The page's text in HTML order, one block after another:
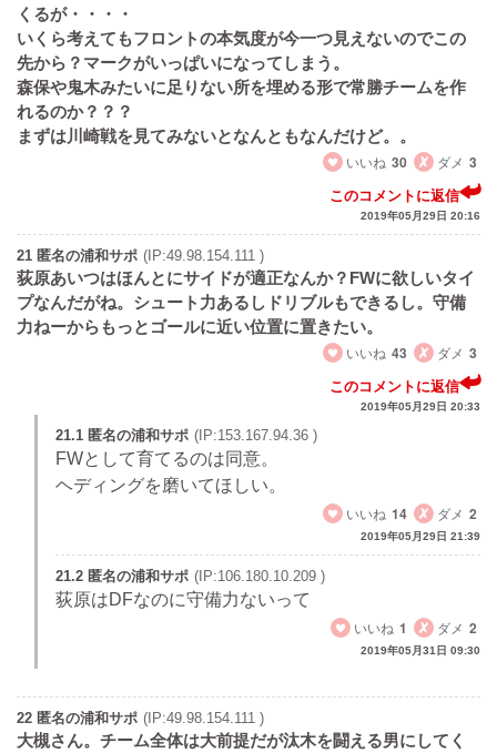
くるが・・・・
いくら考えてもフロントの本気度が今一つ見えないのでこの
先から？マークがいっぱいになってしまう。
森保や鬼木みたいに足りない所を埋める形で常勝チームを作
れるのか？？？
まずは川崎戦を見てみないとなんともなんだけど。。
いいね 30 ダメ 3
このコメントに返信
2019年05月29日 20:16
21 匿名の浦和サポ (IP:49.98.154.111 )
荻原あいつはほんとにサイドが適正なんか？FWに欲しいタイ
プなんだがね。シュート力あるしドリブルもできるし。守備
力ねーからもっとゴールに近い位置に置きたい。
いいね 43 ダメ 3
このコメントに返信
2019年05月29日 20:33
21.1 匿名の浦和サポ (IP:153.167.94.36 )
FWとして育てるのは同意。
ヘディングを磨いてほしい。
いいね 14 ダメ 2
2019年05月29日 21:39
21.2 匿名の浦和サポ (IP:106.180.10.209 )
荻原はDFなのに守備力ないって
いいね 1 ダメ 2
2019年05月31日 09:30
22 匿名の浦和サポ (IP:49.98.154.111 )
大槻さん。チーム全体は大前提だが汰木を闘える男にしてく